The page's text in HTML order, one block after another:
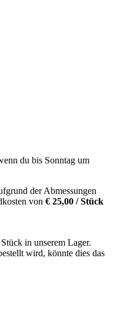
du bis Sonntag um
der Abmessungen
von € 25,00 / Stück
in unserem Lager.
wird, könnte dies das